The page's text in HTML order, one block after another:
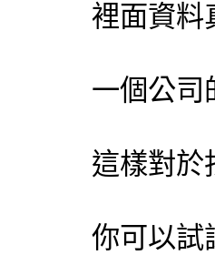
裡面資料
一個公司
這樣對於
你可以試